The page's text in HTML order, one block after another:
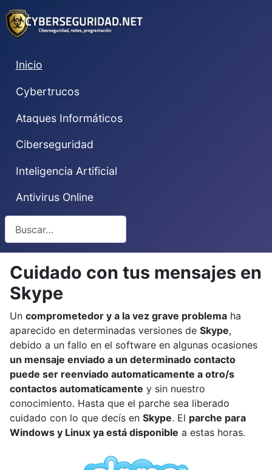
Inicio
Cybertrucos
Ataques Informáticos
Ciberseguridad
Inteligencia Artificial
Antivirus Online
Cuidado con tus mensajes en
Skype
Un comprometedor y a la vez grave problema ha
aparecido en determinadas versiones de Skype,
debido a un fallo en el software en algunas ocasiones
un mensaje enviado a un determinado contacto
puede ser reenviado automaticamente a otro/s
contactos automaticamente y sin nuestro
conocimiento. Hasta que el parche sea liberado
cuidado con lo que decís en Skype. El parche para
Windows y Linux ya está disponible a estas horas.